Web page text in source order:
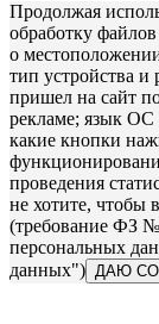
Продолжая
обработку
о
тип устройства и
пришел на сайт
рекламе; язык ОС
какие кнопки
проведения
не хотите, чтобы
(требование ФЗ
персональных
данных") ДАЮ